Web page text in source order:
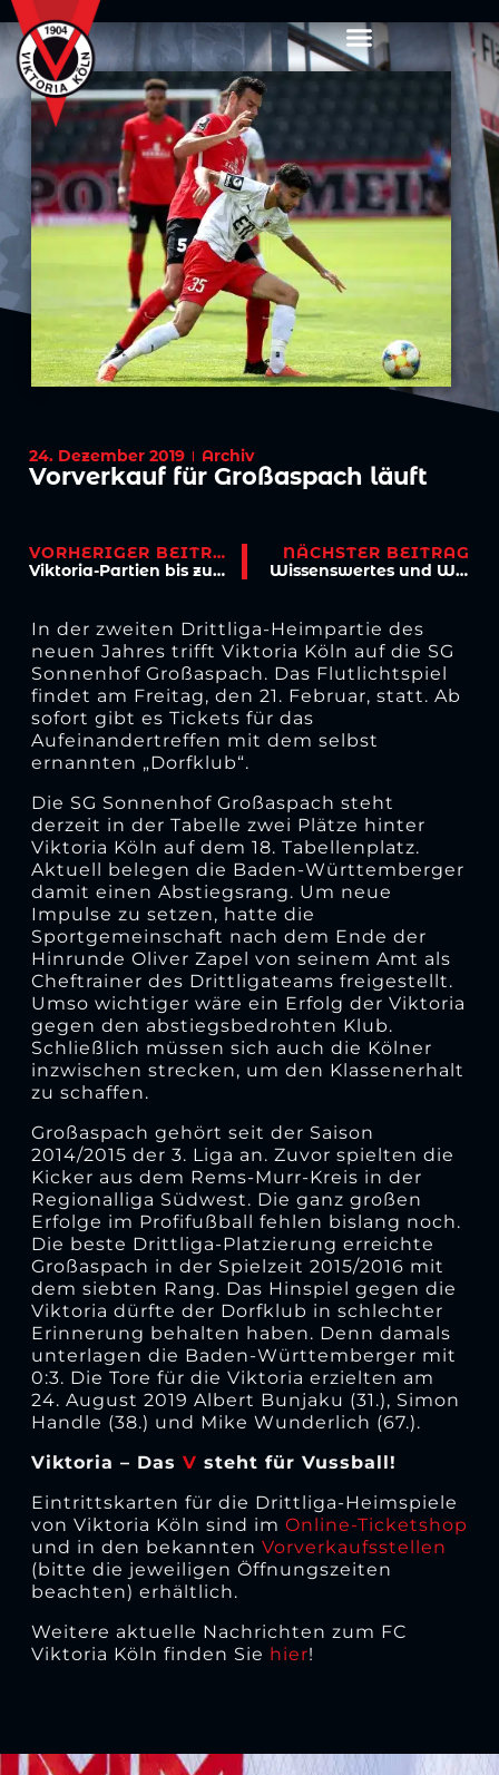
24. Dezember 2019 Archiv
Vorverkauf für Großaspach läuft
VORHERIGER BEITRAG
Viktoria-Partien bis zum 32. Spieltag stehen fest
NÄCHSTER BEITRAG
Wissenswertes und Weihnachtsgrüße
In der zweiten Drittliga-Heimpartie des
neuen Jahres trifft Viktoria Köln auf die SG
Sonnenhof Großaspach. Das Flutlichtspiel
findet am Freitag, den 21. Februar, statt. Ab
sofort gibt es Tickets für das
Aufeinandertreffen mit dem selbst
ernannten „Dorfklub“.
Die SG Sonnenhof Großaspach steht
derzeit in der Tabelle zwei Plätze hinter
Viktoria Köln auf dem 18. Tabellenplatz.
Aktuell belegen die Baden-Württemberger
damit einen Abstiegsrang. Um neue
Impulse zu setzen, hatte die
Sportgemeinschaft nach dem Ende der
Hinrunde Oliver Zapel von seinem Amt als
Cheftrainer des Drittligateams freigestellt.
Umso wichtiger wäre ein Erfolg der Viktoria
gegen den abstiegsbedrohten Klub.
Schließlich müssen sich auch die Kölner
inzwischen strecken, um den Klassenerhalt
zu schaffen.
Großaspach gehört seit der Saison
2014/2015 der 3. Liga an. Zuvor spielten die
Kicker aus dem Rems-Murr-Kreis in der
Regionalliga Südwest. Die ganz großen
Erfolge im Profifußball fehlen bislang noch.
Die beste Drittliga-Platzierung erreichte
Großaspach in der Spielzeit 2015/2016 mit
dem siebten Rang. Das Hinspiel gegen die
Viktoria dürfte der Dorfklub in schlechter
Erinnerung behalten haben. Denn damals
unterlagen die Baden-Württemberger mit
0:3. Die Tore für die Viktoria erzielten am
24. August 2019 Albert Bunjaku (31.), Simon
Handle (38.) und Mike Wunderlich (67.).
Viktoria – Das V steht für Vussball!
Eintrittskarten für die Drittliga-Heimspiele
von Viktoria Köln sind im Online-Ticketshop
und in den bekannten Vorverkaufsstellen
(bitte die jeweiligen Öffnungszeiten
beachten) erhältlich.
Weitere aktuelle Nachrichten zum FC
Viktoria Köln finden Sie hier!